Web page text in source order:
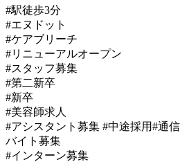
#駅徒歩3分
#エヌドット
#ケアブリーチ
#リニューアルオープン
#スタッフ募集
#第二新卒
#新卒
#美容師求人
#アシスタント募集 #中途採用#通
バイト募集
#インターン募集